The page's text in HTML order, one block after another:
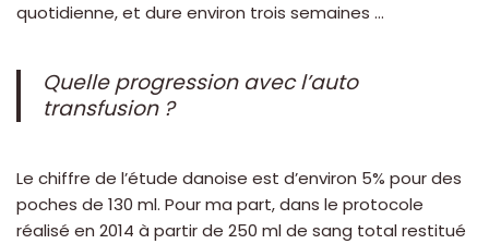
quotidienne, et dure environ trois semaines …
Quelle progression avec l’auto
transfusion ?
Le chiffre de l’étude danoise est d’environ 5% pour des
poches de 130 ml. Pour ma part, dans le protocole
réalisé en 2014 à partir de 250 ml de sang total restitué